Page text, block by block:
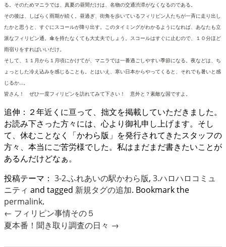
る。そのためマニラでは、真夏の昼間だけは、名物の交通渋滞がなくなるのである。
その後は、しばらく雨期が続く。昼過ぎ、街角を歩いているフィリピン人たちが一斉に走り出し
たかと思うと、すぐにスコールが降り出す。このタイミングがわかるようになれば、あなたも立
派なフィリピン通。傘を持たなくても大丈夫でしょう。スコールはすぐに止むので、１０分ほど
雨宿りをすればいいだけ。
そして、１１月から１月頃にかけてが、マニラでは一番過ごしやすい季節になる。夜などは、ち
ょっとした冷え込みを感じることも。とはいえ、寒い日本からやってくると、それでも暑いと感
じるか…。
皆さん！ ぜひ一度フィリピンを訪れてみて下さい！ 意外と？素敵な国ですよ。
追伸：２年近くに亘って、拙文を掲載していただきました。
お読み下さった方々には、心より御礼申し上げます。そし
て、休むことなく「かわら版」を発行されてきたスタッフの
方々、本当にご苦労様でした。私はまだまだ書きたいことが
あるんだけどなぁ。
投稿テーマ： 3-2.ふれあいの駅かわら版, 3.ハロハロコミュ
ニティ and tagged 新規タグの追加. Bookmark the
permalink.
← フィリピン事情その５
夏本番！聞き取り調査の日々 →